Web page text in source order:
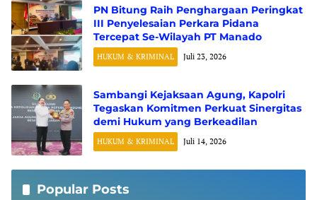
PN Bitung Raih Penghargaan Peringkat
III Penyelesaian Perkara Pidana
Tercepat Se-Wilayah PT Manado
HUKUM & KRIMINAL Juli 23, 2026
Sambangi Kejaksaan Agung, Kapolri
Tegaskan Komitmen Perkuat Sinergitas
demi Hukum yang Berkeadilan
HUKUM & KRIMINAL Juli 14, 2026
Popular Posts